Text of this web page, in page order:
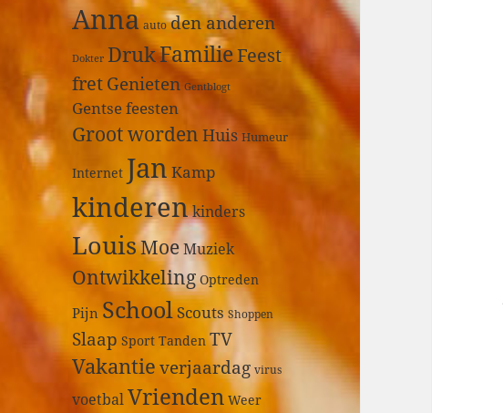
Anna auto den anderen
Dokter DrukFamilieFeest
fretGenieten Gentblogt
Gentse feesten
Groot worden Huis Humeur
Internet Jan Kamp
kinderenkinders
LouisMoeMuziek
Ontwikkeling Optreden
Pijn SchoolScouts Shoppen
Slaap Sport Tanden TV
Vakantie verjaardag virus
voetbalVrienden Weer